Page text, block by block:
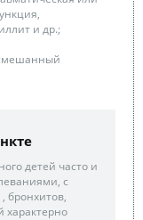
и др.;
детей часто и
с
бронхитов,
характерно